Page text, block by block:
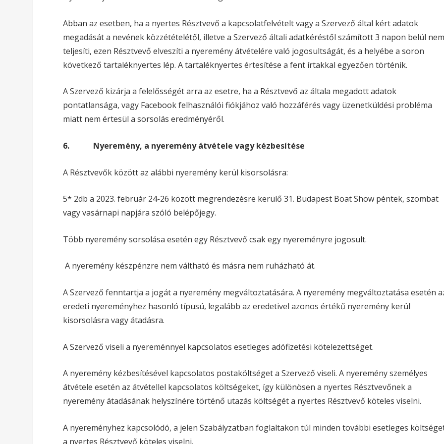
Abban az esetben, ha a nyertes Résztvevő a kapcsolatfelvételt vagy a Szervező által kért adatok
megadását a nevének közzétételétől, illetve a Szervező általi adatkéréstől számított 3 napon belül
teljesíti, ezen Résztvevő elveszíti a nyeremény átvételére való jogosultságát, és a helyébe a soron
következő tartaléknyertes lép. A tartaléknyertes értesítése a fent írtakkal egyezően történik.
A Szervező kizárja a felelősségét arra az esetre, ha a Résztvevő az általa megadott adatok
pontatlansága, vagy Facebook felhasználói fiókjához való hozzáférés vagy üzenetküldési probléma
miatt nem értesül a sorsolás eredményéről.
6. Nyeremény, a nyeremény átvétele vagy kézbesítése
A Résztvevők között az alábbi nyeremény kerül kisorsolásra:
5* 2db a 2023. február 24-26 között megrendezésre kerülő 31. Budapest Boat Show péntek, szombat
vagy vasárnapi napjára szóló belépőjegy.
Több nyeremény sorsolása esetén egy Résztvevő csak egy nyereményre jogosult.
A nyeremény készpénzre nem váltható és másra nem ruházható át.
A Szervező fenntartja a jogát a nyeremény megváltoztatására. A nyeremény megváltoztatása esetén
eredeti nyereményhez hasonló típusú, legalább az eredetivel azonos értékű nyeremény kerül
kisorsolásra vagy átadásra.
A Szervező viseli a nyereménnyel kapcsolatos esetleges adófizetési kötelezettséget.
A nyeremény kézbesítésével kapcsolatos postaköltséget a Szervező viseli. A nyeremény személyes
átvétele esetén az átvétellel kapcsolatos költségeket, így különösen a nyertes Résztvevőnek a
nyeremény átadásának helyszínére történő utazás költségét a nyertes Résztvevő köteles viselni.
A nyereményhez kapcsolódó, a jelen Szabályzatban foglaltakon túl minden további esetleges
a nyertes Résztvevő köteles viselni.